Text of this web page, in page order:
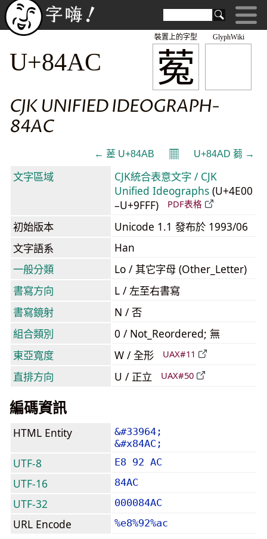
GlyphWiki
蒬
裝置上的字型
U+84AC
CJK UNIFIED IDEOGRAPH-
84AC
← 蒫 U+84AB 𝄜 U+84AD 蒭 →
文字區域
CJK統合表意文字 / CJK
Unified Ideographs (U+4E00
–U+9FFF)
PDF表格
初始版本
Unicode 1.1 發布於 1993/06
文字語系
Han
一般分類
Lo / 其它字母 (Other_Letter)
書寫方向
L / 左至右書寫
書寫鏡射
N / 否
組合類別
0 / Not_Reordered; 無
東亞寬度
W / 全形 UAX#11
直排方向 U / 正立 UAX#50
編碼資訊
HTML Entity
&#33964;
&#x84AC;
UTF-8 E8 92 AC
UTF-16 84AC
UTF-32 000084AC
URL Encode %e8%92%ac